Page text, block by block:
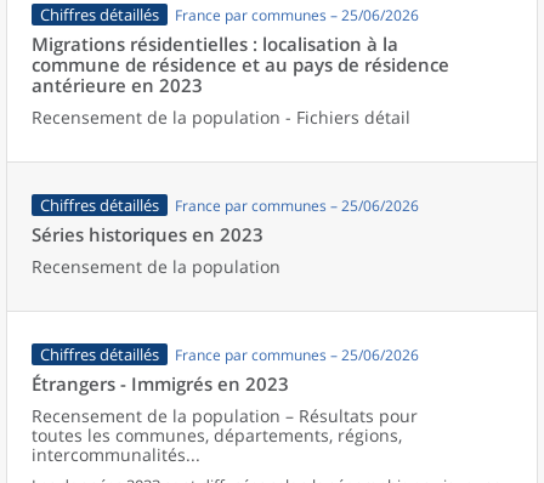
Chiffres détaillés France par communes – 25/06/2026
Migrations résidentielles : localisation à la
commune de résidence et au pays de résidence
antérieure en 2023
Recensement de la population - Fichiers détail
Chiffres détaillés France par communes – 25/06/2026
Séries historiques en 2023
Recensement de la population
Chiffres détaillés France par communes – 25/06/2026
Étrangers - Immigrés en 2023
Recensement de la population – Résultats pour
toutes les communes, départements, régions,
intercommunalités...